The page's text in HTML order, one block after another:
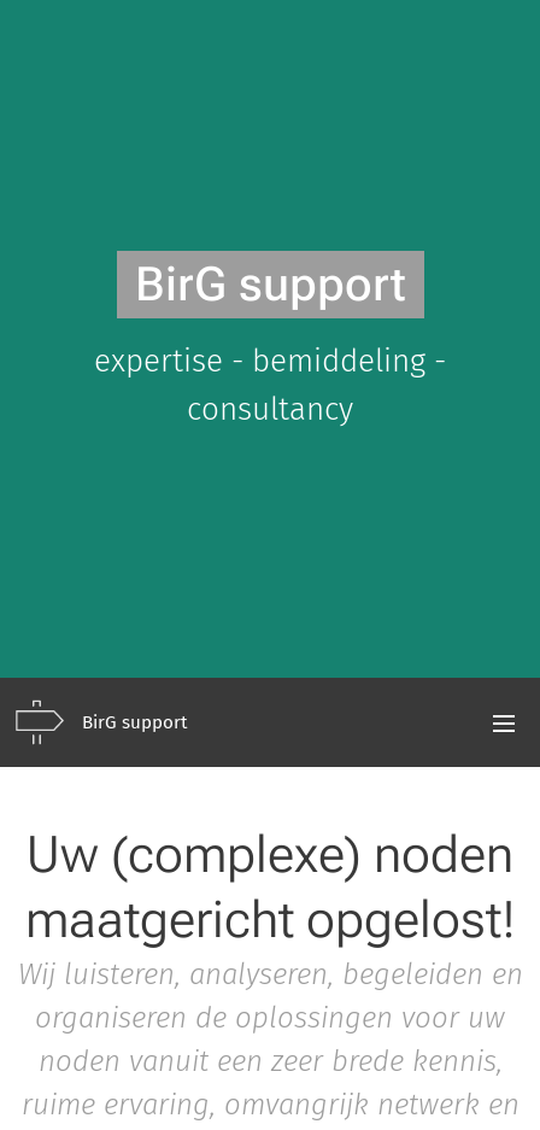
BirG support
BirG support
expertise - bemiddeling -
consultancy
Uw (complexe) noden
maatgericht opgelost!
Wij luisteren, analyseren, begeleiden en
organiseren de oplossingen voor uw
noden vanuit een zeer brede kennis,
ruime ervaring, omvangrijk netwerk en